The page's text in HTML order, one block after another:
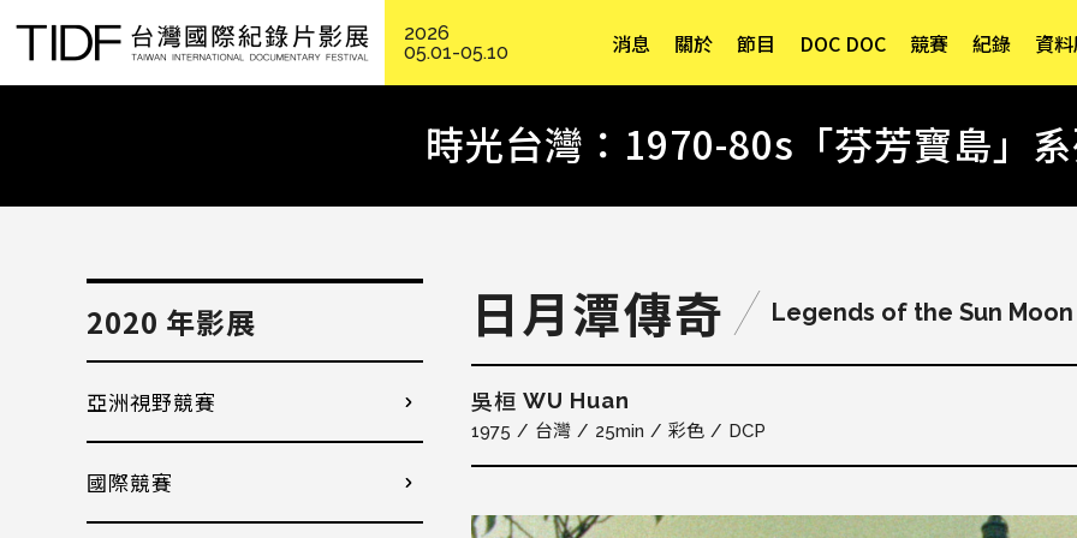
2026
05.01-05.10
消息 關於 節目 DOC DOC 競賽 紀錄 資
時光台灣：1970-80s「芬芳寶島」
日月潭傳奇 Legends of the Sun
吳桓 WU Huan
1975 台灣 25min 彩色 DCP
2020 年影展
亞洲視野競賽
國際競賽